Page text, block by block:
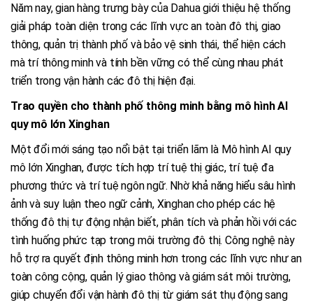
Năm nay, gian hàng trưng bày của Dahua giới thiệu hệ thống
giải pháp toàn diện trong các lĩnh vực an toàn đô thị, giao
thông, quản trị thành phố và bảo vệ sinh thái, thể hiện cách
mà trí thông minh và tính bền vững có thể cùng nhau phát
triển trong vận hành các đô thị hiện đại.
Trao quyền cho thành phố thông minh bằng mô hình AI
quy mô lớn Xinghan
Một đổi mới sáng tạo nổi bật tại triển lãm là Mô hình AI quy
mô lớn Xinghan, được tích hợp trí tuệ thị giác, trí tuệ đa
phương thức và trí tuệ ngôn ngữ. Nhờ khả năng hiểu sâu hình
ảnh và suy luận theo ngữ cảnh, Xinghan cho phép các hệ
thống đô thị tự động nhận biết, phân tích và phản hồi với các
tình huống phức tạp trong môi trường đô thị. Công nghệ này
hỗ trợ ra quyết định thông minh hơn trong các lĩnh vực như an
toàn công cộng, quản lý giao thông và giám sát môi trường,
giúp chuyển đổi vận hành đô thị từ giám sát thụ động sang